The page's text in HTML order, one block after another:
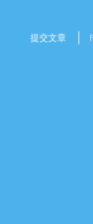
提交文章